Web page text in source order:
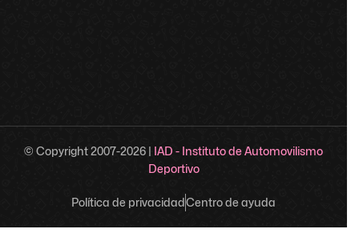
© Copyright 2007-2026 | IAD - Instituto de Automovilismo
Deportivo
Política de privacidadCentro de ayuda